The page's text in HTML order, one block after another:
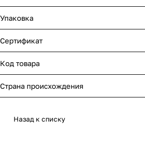
Упаковка
Сертификат
Код товара
Страна происхождения
Назад к списку